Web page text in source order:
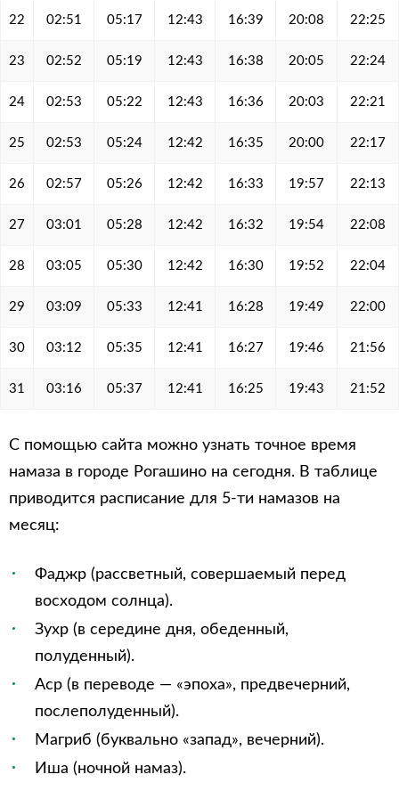
22 02:51 05:17 12:43 16:39 20:08 22:25
23 02:52 05:19 12:43 16:38 20:05 22:24
24 02:53 05:22 12:43 16:36 20:03 22:21
25 02:53 05:24 12:42 16:35 20:00 22:17
26 02:57 05:26 12:42 16:33 19:57 22:13
27 03:01 05:28 12:42 16:32 19:54 22:08
28 03:05 05:30 12:42 16:30 19:52 22:04
29 03:09 05:33 12:41 16:28 19:49 22:00
30 03:12 05:35 12:41 16:27 19:46 21:56
31 03:16 05:37 12:41 16:25 19:43 21:52
С помощью сайта можно узнать точное время
намаза в городе Рогашино на сегодня. В таблице
приводится расписание для 5-ти намазов на
месяц:
Фаджр (рассветный, совершаемый перед
восходом солнца).
Зухр (в середине дня, обеденный,
полуденный).
Аср (в переводе — «эпоха», предвечерний,
послеполуденный).
Магриб (буквально «запад», вечерний).
Иша (ночной намаз).